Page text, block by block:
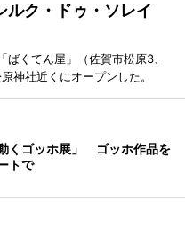
ク・ドゥ・ソレイ
くてん屋」（佐賀市松原3、
社近くにオープンした。
くゴッホ展」 ゴッホ作品を
トで